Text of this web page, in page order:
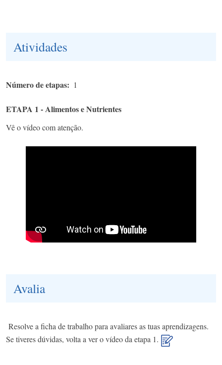
Atividades
Número de etapas 1
ETAPA 1 - Alimentos e Nutrientes
Vê o vídeo com atenção.
Avalia
Resolve a ficha de trabalho para avaliares as tuas aprendizagens.
Se tiveres dúvidas, volta a ver o vídeo da etapa 1.